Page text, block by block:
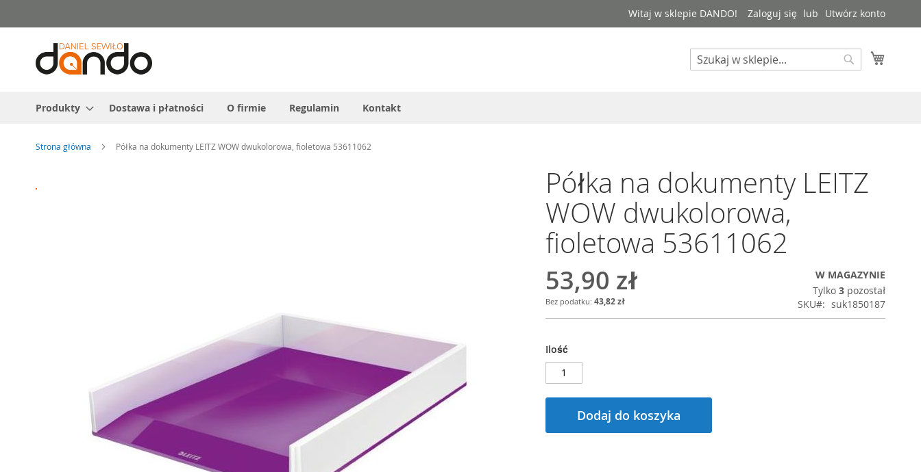
do
treści
Witaj w sklepie DANDO! Zaloguj się Utwórz konto
Search
Produkty Dostawa i płatności O firmie Regulamin Kontakt
Strona główna Półka na dokumenty LEITZ WOW dwukolorowa, fioletowa 53611062
na
Półka na dokumenty LEITZ
WOW dwukolorowa,
fioletowa 53611062
53,90 zł
43,82 zł
W MAGAZYNIE
Tylko 3 pozostał
SKU
suk1850187
Ilość
Dodaj do koszyka